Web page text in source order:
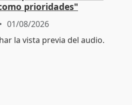
prioridades"
01/08/2026